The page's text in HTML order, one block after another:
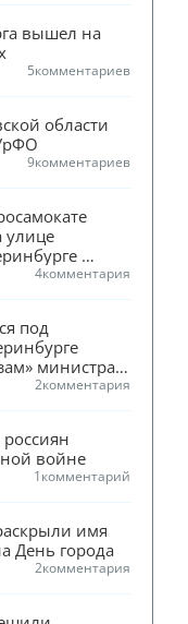
вышел на
5комментариев
области
9комментариев
улице
4комментария
под
министра
2комментария
войне
1комментарий
имя
День города
2комментария